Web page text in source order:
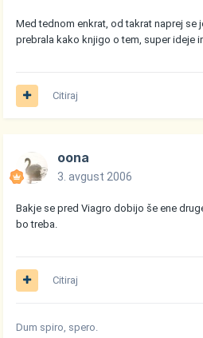
Med tednom enkrat, od takrat naprej se
prebrala kako knjigo o tem, super ideje
Citiraj
oona
3. avgust 2006
Bakje se pred Viagro dobijo še ene
bo treba.
Citiraj
Dum spiro, spero.